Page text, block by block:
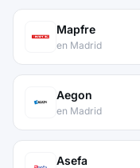
Mapfre
en Madrid
Aegon
en Madrid
Asefa